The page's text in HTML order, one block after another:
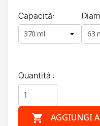
Capacità:
Quantità :
 AGGIUNGI